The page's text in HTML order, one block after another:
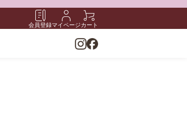
会員登録マイページカート